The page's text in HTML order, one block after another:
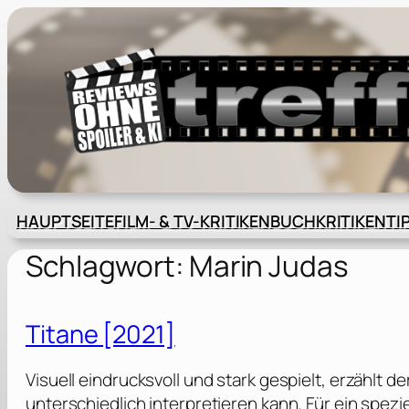
Zum
Inhalt
springen
HAUPTSEITEFILM- & TV-KRITIKENBUCHKRITIKEN
Schlagwort: Marin Judas
Titane [2021]
Visuell eindrucksvoll und stark gespielt, erzählt
unterschiedlich interpretieren kann. Für ein